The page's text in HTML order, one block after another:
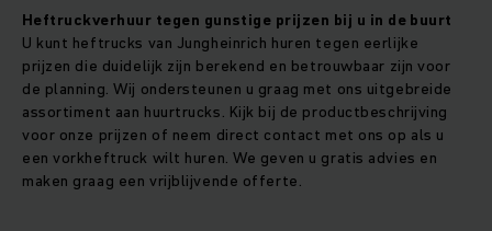
Heftruckverhuur tegen gunstige prijzen bij u in de buurt
U kunt heftrucks van Jungheinrich huren tegen eerlijke
prijzen die duidelijk zijn berekend en betrouwbaar zijn voor
de planning. Wij ondersteunen u graag met ons uitgebreide
assortiment aan huurtrucks. Kijk bij de productbeschrijving
voor onze prijzen of neem direct contact met ons op als u
een vorkheftruck wilt huren. We geven u gratis advies en
maken graag een vrijblijvende offerte.